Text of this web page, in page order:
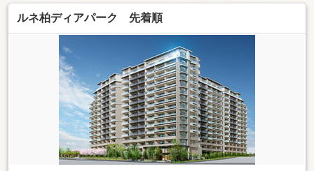
ルネ柏ディアパーク 先着順